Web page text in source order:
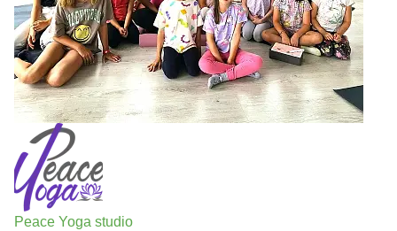
Peace Yoga studio